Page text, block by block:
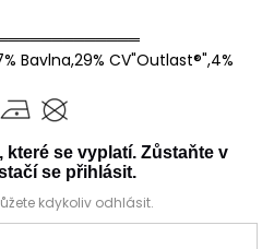
Bavlna,29% CV"Outlast®",4%
které se vyplatí. Zůstaňte v
se přihlásit.
kdykoliv odhlásit.